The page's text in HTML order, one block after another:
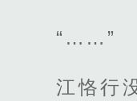
“……”
江恪行